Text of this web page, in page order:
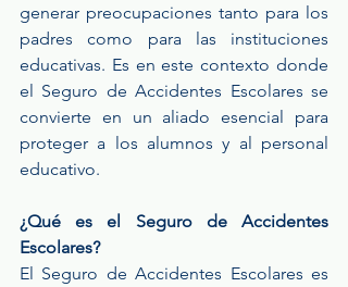
generar preocupaciones tanto para los
padres como para las instituciones
educativas. Es en este contexto donde
el Seguro de Accidentes Escolares se
convierte en un aliado esencial para
proteger a los alumnos y al personal
educativo.
¿Qué es el Seguro de Accidentes
Escolares?
El Seguro de Accidentes Escolares es